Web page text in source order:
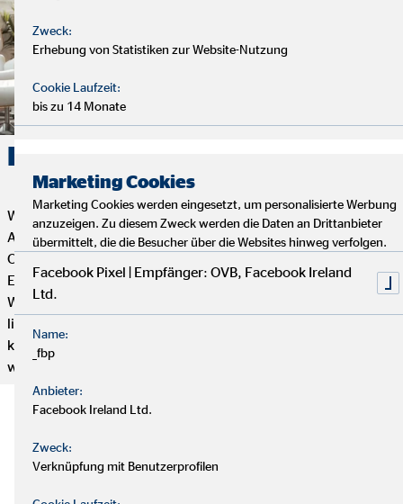
Karriere. Erfolg. OVB.
Wenn du Flexibilität, Selbstbestimmung und eine erfüllende
Aufgabe mit Sinn und Zweck suchst, dann ist die Tätigkeit als
OVB Finanzberater*in genau das Richtige für dich. Dein
Engagement bestimmt, wie weit du bei uns kommen kannst.
Wenn du genug von einem langweiligen 9-to-5 Job hast und
lieber selbstständig arbeiten möchtest, aber trotzdem mit
kompetenten und freundlichen Kollegen zusammenarbeiten
willst, dann bist du hier genau richtig.
Zweck:
Erhebung von Statistiken zur Website-Nutzung
Cookie Laufzeit:
bis zu 14 Monate
Marketing Cookies
Marketing Cookies werden eingesetzt, um personalisierte Werbung
anzuzeigen. Zu diesem Zweck werden die Daten an Drittanbieter
übermittelt, die die Besucher über die Websites hinweg verfolgen.
Facebook Pixel | Empfänger: OVB, Facebook Ireland
Ltd.
Name:
_fbp
Anbieter:
Facebook Ireland Ltd.
Zweck:
Verknüpfung mit Benutzerprofilen